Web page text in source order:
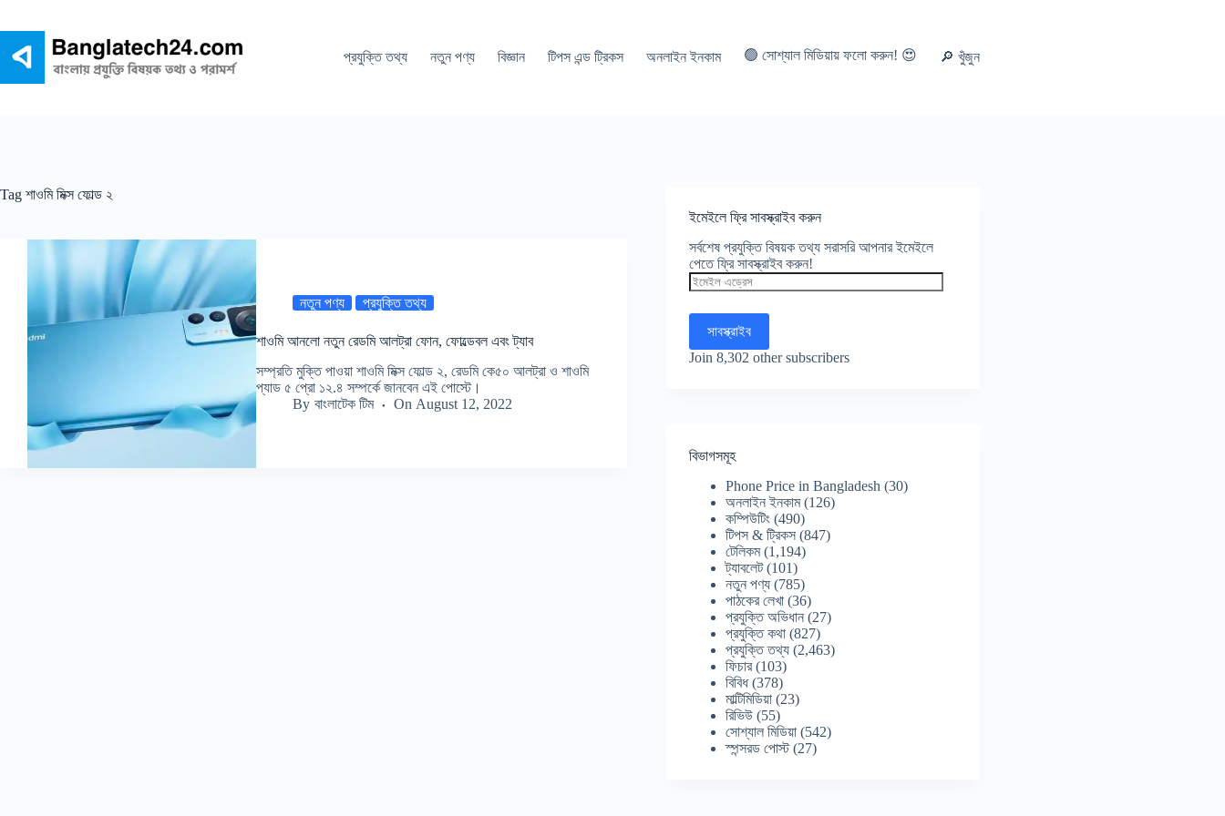
প্রযুক্তি তথ্য
নতুন পণ্য বিজ্ঞান টিপস এন্ড ট্রিকস অনলাইন ইনকাম 🟢 সোশ্যাল মিডিয়ায় ফলো করুন! 😍 🔎 খুঁজুন
Tag শাওমি মিক্স ফোল্ড ২
নতুন পণ্য প্রযুক্তি তথ্য
শাওমি আনলো নতুন রেডমি আলট্রা ফোন, ফোল্ডেবল এবং ট্যাব
সম্প্রতি মুক্তি পাওয়া শাওমি মিক্স ফোল্ড ২, রেডমি কে৫০ আলট্রা ও শাওমি
প্যাড ৫ প্রো ১২.৪ সম্পর্কে জানবেন এই পোস্টে।
By বাংলাটেক টিম On August 12, 2022
ইমেইলে ফ্রি সাবস্ক্রাইব করুন
সর্বশেষ প্রযুক্তি বিষয়ক তথ্য সরাসরি আপনার ইমেইলে
পেতে ফ্রি সাবস্ক্রাইব করুন!
ইমেইল
এড্রেস
সাবস্ক্রাইব
Join 8,302 other subscribers
বিভাগসমূহ
Phone Price in Bangladesh (30)
অনলাইন ইনকাম(126)
কম্পিউটিং (490)
টিপস & ট্রিকস (847)
টেলিকম(1,194)
ট্যাবলেট(101)
নতুন পণ্য (785)
পাঠকের লেখা (36)
প্রযুক্তি অভিধান (27)
প্রযুক্তি কথা (827)
প্রযুক্তি তথ্য (2,463)
ফিচার(103)
বিবিধ(378)
মাল্টিমিডিয়া (23)
রিভিউ (55)
সোশ্যাল মিডিয়া (542)
স্পন্সরড পোস্ট(27)